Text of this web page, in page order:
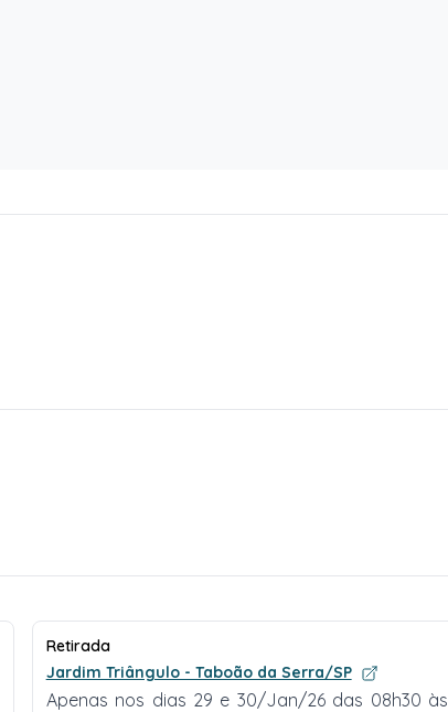
Retirada
Jardim Triângulo - Taboão da Serra/SP
Apenas nos dias 29 e 30/Jan/26 das 08h30 às